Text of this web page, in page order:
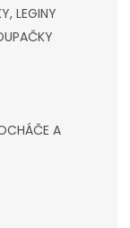
LEGINY
A